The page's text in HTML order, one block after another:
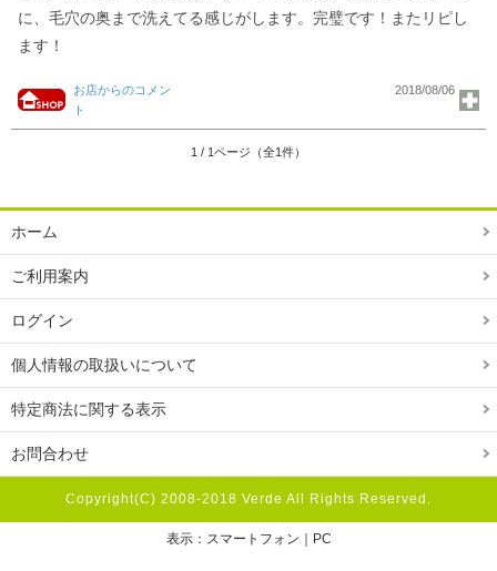
に、毛穴の奥まで洗えてる感じがします。完璧です！またリピし
ます！
お店からのコメン
ト
2018/08/06
1 / 1ページ（全1件）
ホーム
ご利用案内
ログイン
個人情報の取扱いについて
特定商法に関する表示
お問合わせ
Copyright(C) 2008-2018 Verde All Rights Reserved.
表示：スマートフォン｜ PC